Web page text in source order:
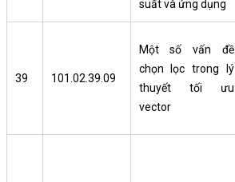
suất và ứng dụng
39 101.02.39.09
Một số vấn đề
chọn lọc trong lý
thuyết tối ưu
vector